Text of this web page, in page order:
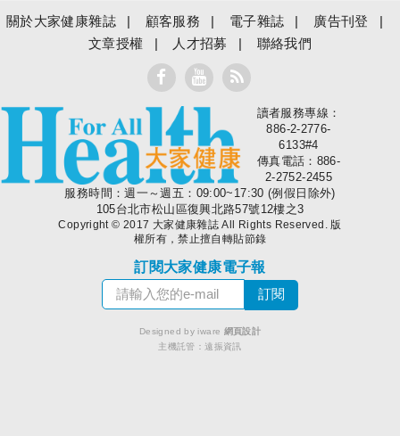
關於大家健康雜誌 顧客服務 電子雜誌
廣告刊登
文章授權
人才招募 聯絡我們
大家健康
讀者服務專線：
886-2-2776-
6133#4
傳真電話：886-
2-2752-2455
服務時間：週一～週五：09:00~17:30 (例假日除外)
105台北市松山區復興北路57號12樓之3
Copyright © 2017 大家健康雜誌 All Rights Reserved. 版
權所有，禁止擅自轉貼節錄
訂閱大家健康電子報
Designed by iware 網頁設計
主機託管：遠振資訊